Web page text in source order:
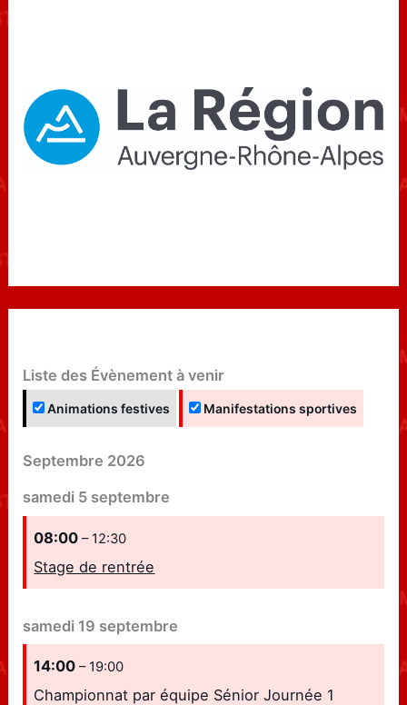
Liste des Évènement à venir
Animations festives Manifestations sportives
Septembre 2026
samedi 5 septembre
08:00– 12:30
Stage de rentrée
samedi 19 septembre
14:00– 19:00
Championnat par équipe Sénior Journée 1